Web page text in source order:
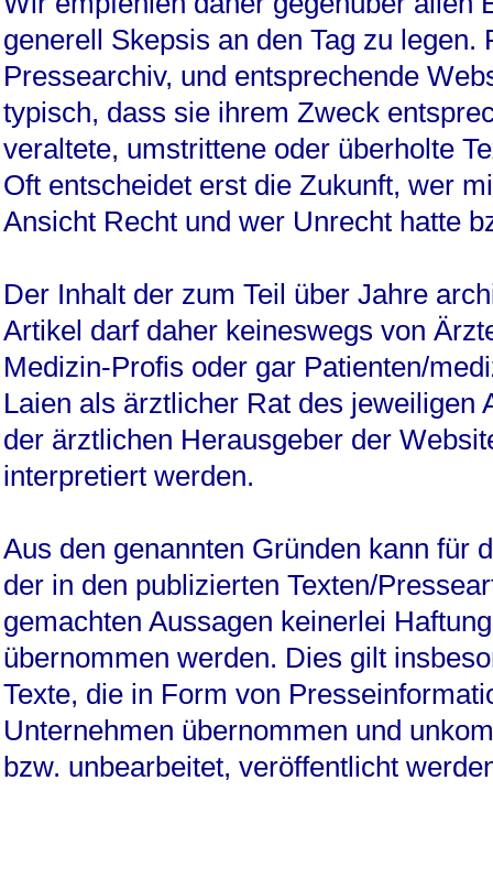
generell Skepsis an den Tag zu legen.
Pressearchiv, und entsprechende
typisch, dass sie ihrem Zweck
veraltete, umstrittene oder überholte
Oft entscheidet erst die Zukunft, wer
Ansicht Recht und wer Unrecht hatte
Der Inhalt der zum Teil über Jahre
Artikel darf daher keineswegs von
Medizin-Profis oder gar Patienten/
Laien als ärztlicher Rat des jeweiligen
der ärztlichen Herausgeber der
interpretiert werden.
Aus den genannten Gründen kann für
der in den publizierten Texten/
gemachten Aussagen keinerlei Haftung
übernommen werden. Dies gilt
Texte, die in Form von
Unternehmen übernommen und
bzw. unbearbeitet, veröffentlicht